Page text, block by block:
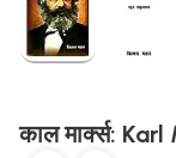
काल मार्क्स: